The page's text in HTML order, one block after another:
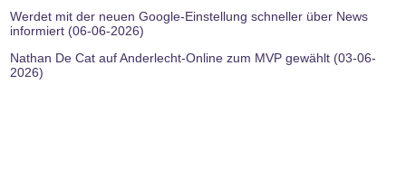
Werdet mit der neuen Google-Einstellung schneller über News
informiert (06-06-2026)
Nathan De Cat auf Anderlecht-Online zum MVP gewählt (03-06-
2026)